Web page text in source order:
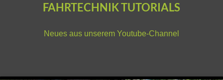
FAHRTECHNIK TUTORIALS
Neues aus unserem Youtube-Channel